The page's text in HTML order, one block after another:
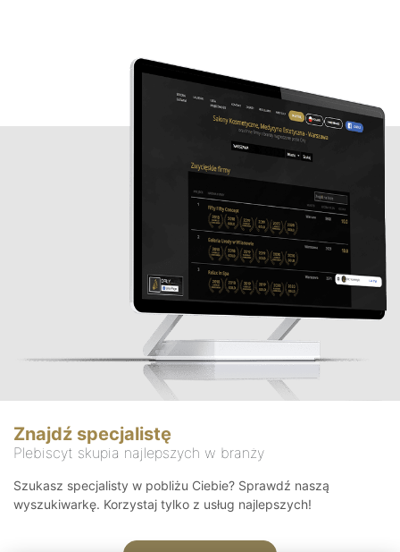
Znajdź specjalistę
Plebiscyt skupia najlepszych w branży
Szukasz specjalisty w pobliżu Ciebie? Sprawdź naszą
wyszukiwarkę. Korzystaj tylko z usług najlepszych!